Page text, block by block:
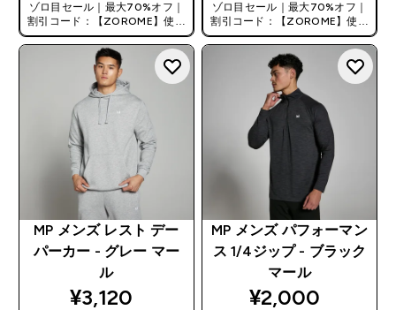
ゾロ目セール｜最大70%オフ｜
割引コード：【ZOROME】使用
で追加10%オフ！
ゾロ目セール｜最大70%オフ｜
割引コード：【ZOROME】使用
で追加10%オフ！
MP メンズ レスト デー
パーカー - グレー マー
ル
discounted price
¥3,120‎
MP メンズ パフォーマン
ス 1/4ジップ - ブラック
マール
discounted
¥2,000‎